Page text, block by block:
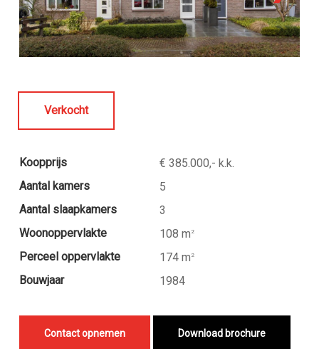
Verkocht
Koopprijs
€ 385.000,- k.k.
Aantal kamers
5
Aantal slaapkamers
3
Woonoppervlakte
108 m 2
Perceel oppervlakte 174 m 2
Bouwjaar 1984
Contact opnemen Download brochure